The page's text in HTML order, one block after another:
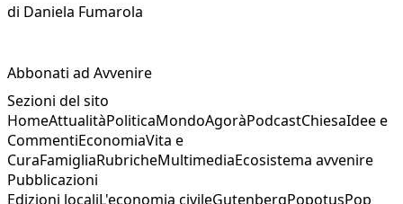
di Daniela Fumarola
Abbonati ad Avvenire
Sezioni del sito
HomeAttualitàPoliticaMondoAgoràPodcastChiesaIdee e
CommentiEconomiaVita e
CuraFamigliaRubricheMultimediaEcosistema avvenire
Pubblicazioni
Edizioni localiL'economia civileGutenbergPopotusPop